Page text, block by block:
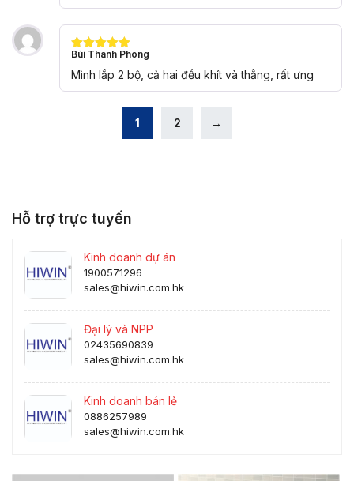
Được xếp
hạng 55
sao
Bùi Thanh Phong
Mình lắp 2 bộ, cả hai đều khít và thẳng, rất ưng
1 2 →
Hỗ trợ trực tuyến
Kinh doanh dự án
1900571296
sales@hiwin.com.hk
Đại lý và NPP
02435690839
sales@hiwin.com.hk
Kinh doanh bán lẻ
0886257989
sales@hiwin.com.hk